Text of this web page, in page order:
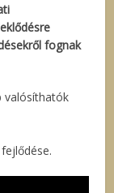
fognak
valósíthatók